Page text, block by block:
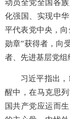
动员全党全国各
化强国、实现中
平代表党中央，
勋章”获得者，向
者、先进基层党组
习近平指出
醒中，在马克思
国共产党应运而